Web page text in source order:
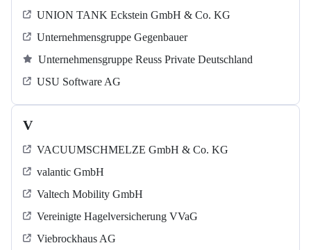
UNION TANK Eckstein GmbH & Co. KG
Unternehmensgruppe Gegenbauer
Unternehmensgruppe Reuss Private Deutschland
USU Software AG
V
VACUUMSCHMELZE GmbH & Co. KG
valantic GmbH
Valtech Mobility GmbH
Vereinigte Hagelversicherung VVaG
Viebrockhaus AG